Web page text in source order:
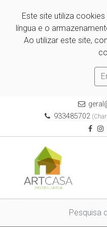
Este site utiliza
língua e o
Ao utilizar este site,
933485702
Pesquisa